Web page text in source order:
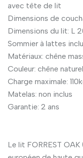
avec tête de lit
Dimensions de
Dimensions du lit: L
Sommier à lattes
Matériaux: chêne
Couleur: chêne naturel
Charge maximale:
Matelas: non inclus
Garantie: 2 ans
Le lit FORREST